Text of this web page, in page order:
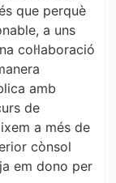
que perquè
a uns
col·laboració
amb
de
a més de
cònsol
em dono per